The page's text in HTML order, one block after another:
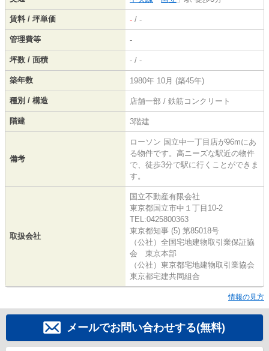
賃料 / 坪単価 - / -
管理費等 -
坪数 / 面積 - / -
築年数 1980年 10月 (築45年)
種別 / 構造 店舗一部 / 鉄筋コンクリート
階建 3階建
備考
ローソン 国立中一丁目店が96mにあ
る物件です。高ニーズな駅近の物件
で、徒歩3分で駅に行くことができま
す。
取扱会社
国立不動産有限会社
東京都国立市中１丁目10-2
TEL:0425800363
東京都知事 (5) 第85018号
（公社）全国宅地建物取引業保証協
会 東京本部
（公社）東京都宅地建物取引業協会
東京都宅建共同組合
情報の見方
メールでお問い合わせする(無料)